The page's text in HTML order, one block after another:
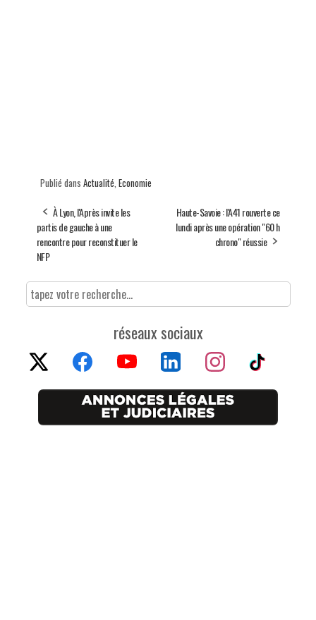
Publié dans Actualité Economie
À Lyon, l'Après invite les
partis de gauche à une
rencontre pour reconstituer le
NFP
Haute-Savoie : l'A41 rouverte ce
lundi après une opération "60 h
chrono" réussie
réseaux sociaux